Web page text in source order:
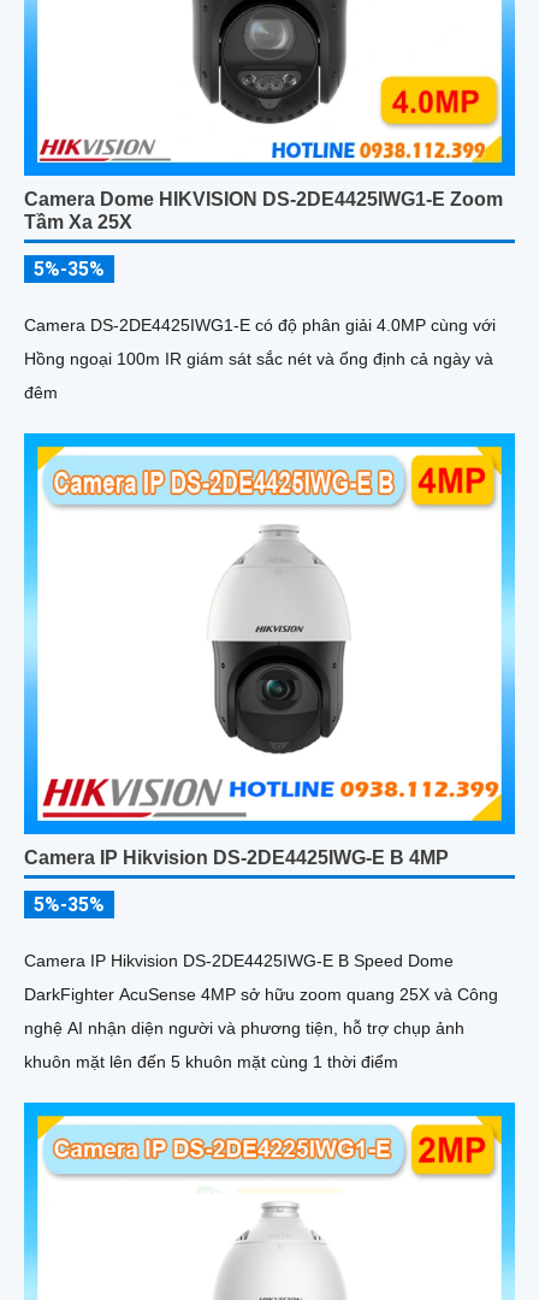
Camera Dome HIKVISION DS-2DE4425IWG1-E Zoom
Tầm Xa 25X
5%-35%
Camera DS-2DE4425IWG1-E có độ phân giải 4.0MP cùng với
Hồng ngoại 100m IR giám sát sắc nét và ổng định cả ngày và
đêm
Camera IP Hikvision DS-2DE4425IWG-E B 4MP
5%-35%
Camera IP Hikvision DS-2DE4425IWG-E B Speed Dome
DarkFighter AcuSense 4MP sở hữu zoom quang 25X và Công
nghệ AI nhận diện người và phương tiện, hỗ trợ chụp ảnh
khuôn mặt lên đến 5 khuôn mặt cùng 1 thời điểm